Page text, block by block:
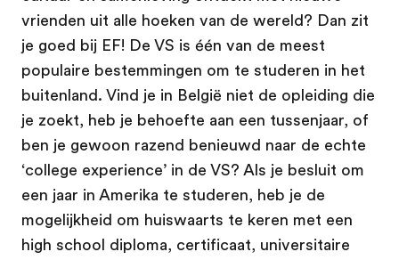
vrienden uit alle hoeken van de wereld? Dan zit
je goed bij EF! De VS is één van de meest
populaire bestemmingen om te studeren in het
buitenland. Vind je in België niet de opleiding die
je zoekt, heb je behoefte aan een tussenjaar, of
ben je gewoon razend benieuwd naar de echte
‘college experience’ in de VS? Als je besluit om
een jaar in Amerika te studeren, heb je de
mogelijkheid om huiswaarts te keren met een
high school diploma, certificaat, universitaire